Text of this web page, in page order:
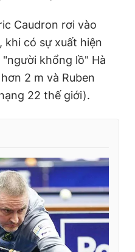
Caudron rơi vào
khi có sự xuất hiện
khổng lồ" Hà
2 m và Ruben
22 thế giới).